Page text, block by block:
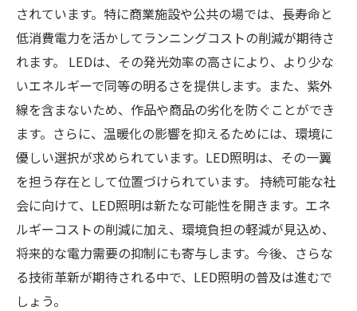
されています。特に商業施設や公共の場では、長寿命と
低消費電力を活かしてランニングコストの削減が期待さ
れます。 LEDは、その発光効率の高さにより、より少な
いエネルギーで同等の明るさを提供します。また、紫外
線を含まないため、作品や商品の劣化を防ぐことができ
ます。さらに、温暖化の影響を抑えるためには、環境に
優しい選択が求められています。LED照明は、その一翼
を担う存在として位置づけられています。 持続可能な社
会に向けて、LED照明は新たな可能性を開きます。エネ
ルギーコストの削減に加え、環境負担の軽減が見込め、
将来的な電力需要の抑制にも寄与します。今後、さらな
る技術革新が期待される中で、LED照明の普及は進むで
しょう。